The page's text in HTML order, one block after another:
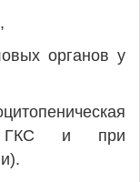
органов у
ГКС и при